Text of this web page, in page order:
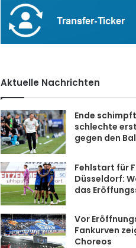
Aktuelle Nachrichten
Ende
schlechte
gegen den
Fehlstart für
Düsseldorf:
das
Vor
Fankurven
Choreos